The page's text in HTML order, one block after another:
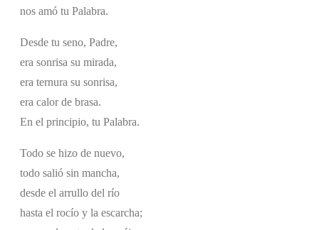
nos amó tu Palabra.
Desde tu seno, Padre,
era sonrisa su mirada,
era ternura su sonrisa,
era calor de brasa.
En el principio, tu Palabra.
Todo se hizo de nuevo,
todo salió sin mancha,
desde el arrullo del río
hasta el rocío y la escarcha;